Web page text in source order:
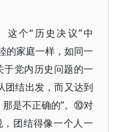
这个“历史决议”中
的家庭一样，如同一
于党内历史问题的一
团结出发，而又达到
那是不正确的”。⑩对
团结得像一个人一